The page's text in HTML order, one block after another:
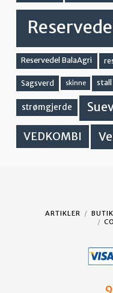
Reservedel BalaAgri
Sagsverd skinne stall
strømgjerde
VEDKOMBI
ARTIKLER